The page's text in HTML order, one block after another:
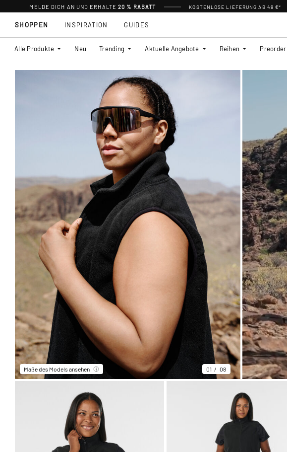
MELDE DICH AN UND ERHALTE20 % RABATT KOSTENLOSE LIEFERUNG AB 49 €*
SHOPPEN
Alle Produkte Neu Trending Aktuelle Angebote Reihen Preorder
INSPIRATION GUIDES
Maße des Models ansehen 01 08